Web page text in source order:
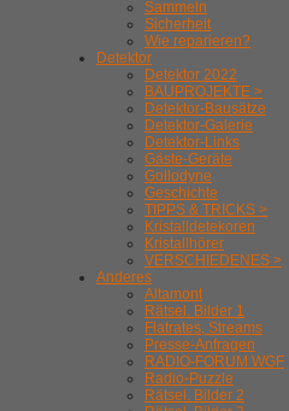
Sammeln
Sicherheit
Wie reparieren?
Detektor
Detektor 2022
BAUPROJEKTE >
Detektor-Bausätze
Detektor-Galerie
Detektor-Links
Gäste-Geräte
Gollodyne
Geschichte
TIPPS & TRICKS >
Kristalldetekoren
Kristallhörer
VERSCHIEDENES >
Anderes
Altamont
Rätsel. Bilder 1
Flatrates, Streams
Presse-Anfragen
RADIO-FORUM WGF
Radio-Puzzle
Rätsel. Bilder 2